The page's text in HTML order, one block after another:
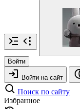
Войти
Войти на сайт
Поиск по сайту
Избранное